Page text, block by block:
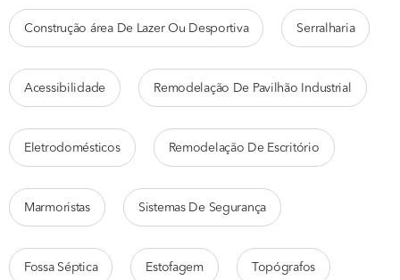
Construção área De Lazer Ou Desportiva Serralharia
Acessibilidade Remodelação De Pavilhão Industrial
Eletrodomésticos Remodelação De Escritório
Marmoristas Sistemas De Segurança
Fossa Séptica Estofagem Topógrafos